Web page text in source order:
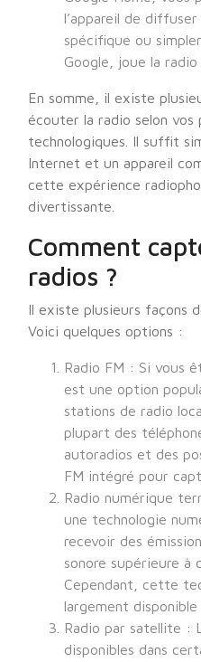
l’appareil de
spécifique ou
Google, joue la radio
En somme, il existe
écouter la radio selon vos
technologiques. Il suffit
Internet et un appareil
cette expérience
divertissante.
Comment
radios ?
Il existe plusieurs façons
Voici quelques options :
Radio FM : Si vous
est une option
stations de radio
plupart des
autoradios et des
FM intégré pour
Radio numérique
une technologie
recevoir des
sonore supérieure à
Cependant, cette
largement disponible
Radio par satellite :
disponibles dans